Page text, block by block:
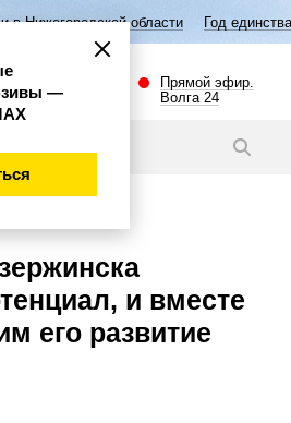
Год единства народов России
Прямой эфир.
Волга 24
и вместе
его развитие
—